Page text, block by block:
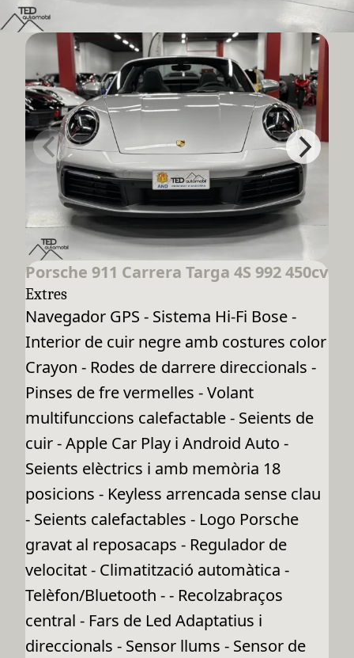
Porsche 911 Carrera Targa 4S 992 450cv
Extres
Navegador GPS - Sistema Hi-Fi Bose -
Interior de cuir negre amb costures color
Crayon - Rodes de darrere direccionals -
Pinses de fre vermelles - Volant
multifunccions calefactable - Seients de
cuir - Apple Car Play i Android Auto -
Seients elèctrics i amb memòria 18
posicions - Keyless arrencada sense clau
- Seients calefactables - Logo Porsche
gravat al reposacaps - Regulador de
velocitat - Climatització automàtica -
Telèfon/Bluetooth - - Recolzabraços
central - Fars de Led Adaptatius i
direccionals - Sensor llums - Sensor de